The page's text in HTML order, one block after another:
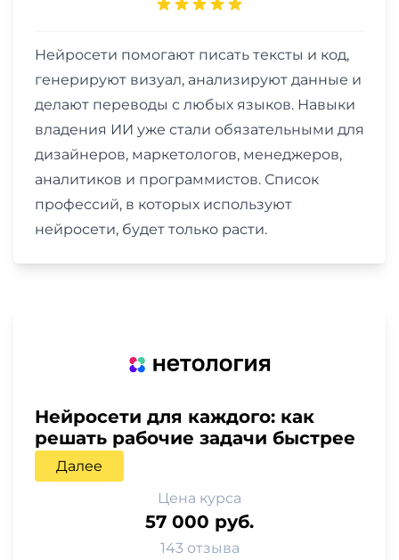
Нейросети помогают писать тексты и код,
генерируют визуал, анализируют данные и
делают переводы с любых языков. Навыки
владения ИИ уже стали обязательными для
дизайнеров, маркетологов, менеджеров,
аналитиков и программистов. Список
профессий, в которых используют
нейросети, будет только расти.
Нейросети для каждого: как
решать рабочие задачи быстрее
Далее
Цена курса
57 000 руб.
143 отзыва